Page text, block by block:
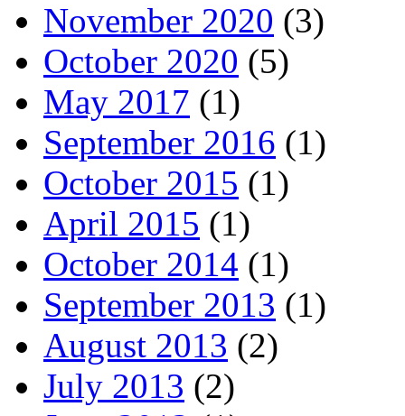
November 2020 (3)
October 2020 (5)
May 2017 (1)
September 2016 (1)
October 2015 (1)
April 2015 (1)
October 2014 (1)
September 2013 (1)
August 2013 (2)
July 2013 (2)